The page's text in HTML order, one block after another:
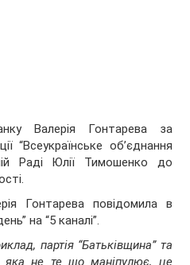
Валерія Гонтарева за
“Всеукраїнське об’єднання
Раді Юлії Тимошенко до
Гонтарева повідомила в
на “5 каналі”.
партія “Батьківщина” та
яка не те що маніпулює, це